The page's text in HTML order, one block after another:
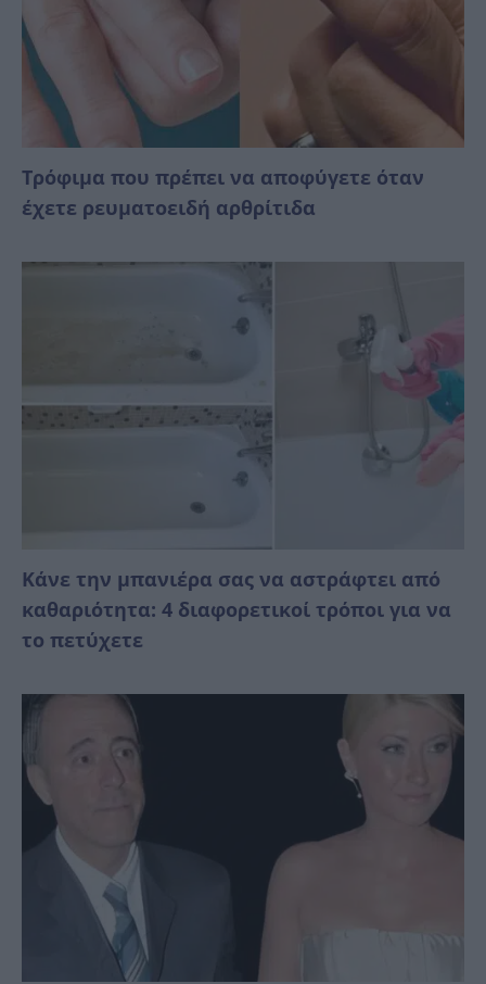
Τρόφιμα που πρέπει να αποφύγετε όταν
έχετε ρευματοειδή αρθρίτιδα
Κάνε την μπανιέρα σας να αστράφτει από
καθαριότητα: 4 διαφορετικοί τρόποι για να
το πετύχετε